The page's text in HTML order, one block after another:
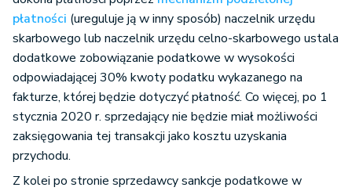
płatności (ureguluje ją w inny sposób) naczelnik urzędu
skarbowego lub naczelnik urzędu celno-skarbowego ustala
dodatkowe zobowiązanie podatkowe w wysokości
odpowiadającej 30% kwoty podatku wykazanego na
fakturze, której będzie dotyczyć płatność. Co więcej, po 1
stycznia 2020 r. sprzedający nie będzie miał możliwości
zaksięgowania tej transakcji jako kosztu uzyskania
przychodu.
Z kolei po stronie sprzedawcy sankcje podatkowe w